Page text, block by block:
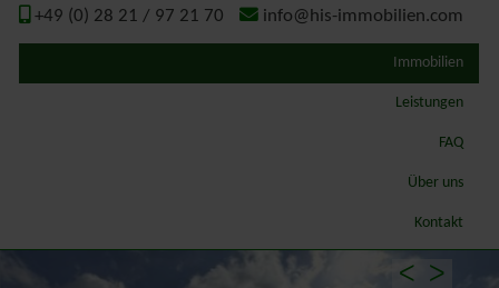
+49 (0) 28 21 / 97 21 70 info@his-immobilien.com
Immobilien
Leistungen
Gutachterausschuss Kreis Kleve
FAQ
Über uns
Kontakt
ᐸ ᐳ